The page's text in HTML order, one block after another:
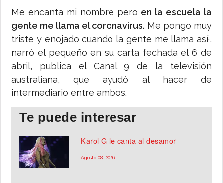
Me encanta mi nombre pero en la escuela la
gente me llama el coronavirus. Me pongo muy
triste y enojado cuando la gente me llama así·,
narró el pequeño en su carta fechada el 6 de
abril, publica el Canal 9 de la televisión
australiana, que ayudó al hacer de
intermediario entre ambos.
Te puede interesar
Karol G le canta al desamor
Agosto 08, 2026